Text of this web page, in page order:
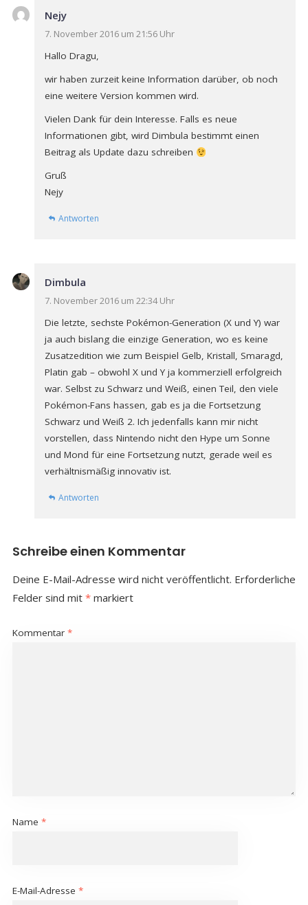
Nejy
7. November 2016 um 21:56 Uhr
Hallo Dragu,
wir haben zurzeit keine Information darüber, ob noch
eine weitere Version kommen wird.
Vielen Dank für dein Interesse. Falls es neue
Informationen gibt, wird Dimbula bestimmt einen
Beitrag als Update dazu schreiben
Gruß
Nejy
Antworten
Dimbula
7. November 2016 um 22:34 Uhr
Die letzte, sechste Pokémon-Generation (X und Y) war
ja auch bislang die einzige Generation, wo es keine
Zusatzedition wie zum Beispiel Gelb, Kristall, Smaragd,
Platin gab – obwohl X und Y ja kommerziell erfolgreich
war. Selbst zu Schwarz und Weiß, einen Teil, den viele
Pokémon-Fans hassen, gab es ja die Fortsetzung
Schwarz und Weiß 2. Ich jedenfalls kann mir nicht
vorstellen, dass Nintendo nicht den Hype um Sonne
und Mond für eine Fortsetzung nutzt, gerade weil es
verhältnismäßig innovativ ist.
Antworten
Schreibe einen Kommentar
Deine E-Mail-Adresse wird nicht veröffentlicht. Erforderliche
Felder sind mit *markiert
Kommentar *
Name *
E-Mail-Adresse *